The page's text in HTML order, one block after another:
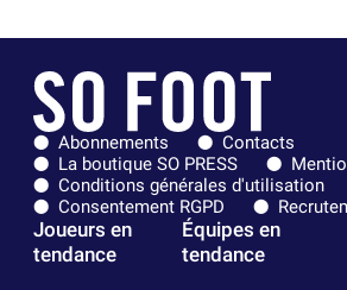
Abonnements
Contacts
La boutique SO PRESS
Conditions générales d'utilisation
Consentement RGPD
Joueurs en
tendance
Équipes en
tendance